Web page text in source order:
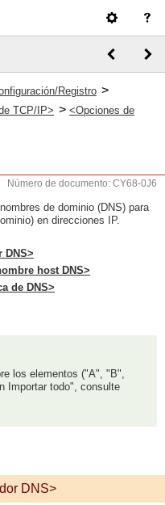
Registro >
TCP/IP> > <Opciones de
Número de documento: CY68-0J6
de dominio (DNS) para
en direcciones IP.
DNS>
host DNS>
de DNS>
los elementos ("A", "B",
Importar todo", consulte
DNS>